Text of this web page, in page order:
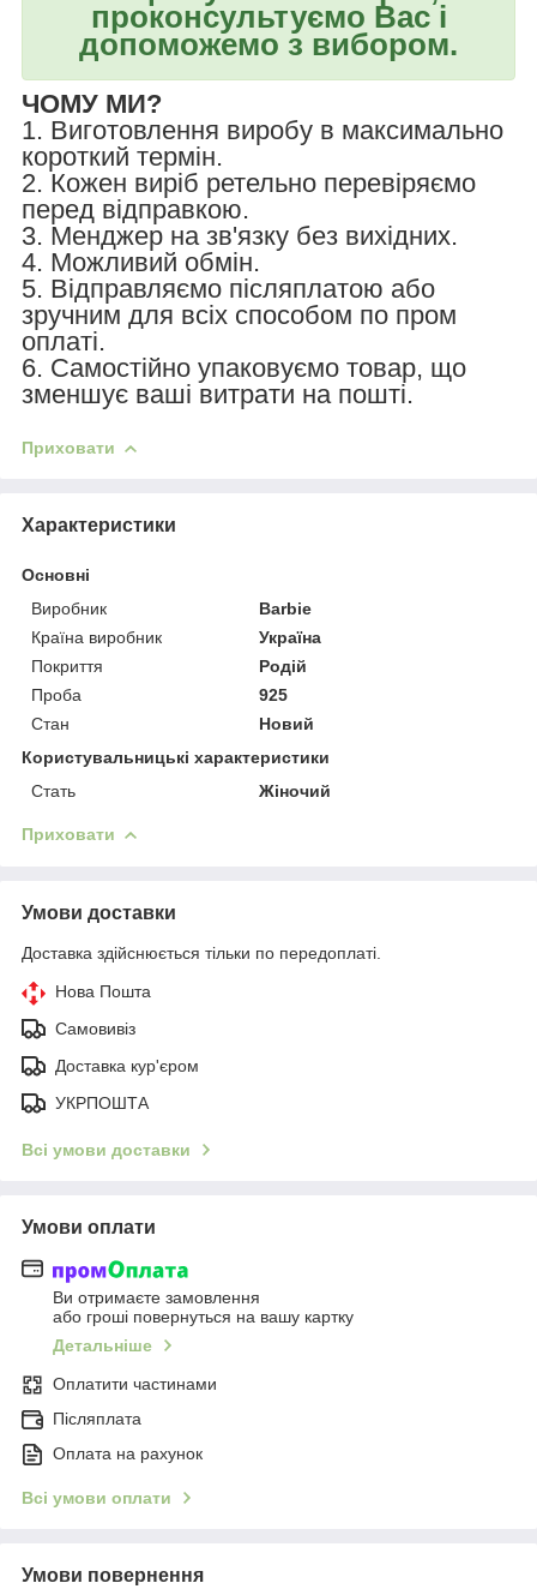
проконсультуємо Вас і
допоможемо з вибором.
ЧОМУ МИ?
1. Виготовлення виробу в максимально
короткий термін.
2. Кожен виріб ретельно перевіряємо
перед відправкою.
3. Менджер на зв'язку без вихідних.
4. Можливий обмін.
5. Відправляємо післяплатою або
зручним для всіх способом по пром
оплаті.
6. Самостійно упаковуємо товар, що
зменшує ваші витрати на пошті.
Приховати
Характеристики
Основні
Виробник
Barbie
Країна виробник
Україна
Покриття
Родій
Проба
925
Стан
Новий
Користувальницькі характеристики
Стать
Жіночий
Приховати
Умови доставки
Доставка здійснюється тільки по передоплаті.
Нова Пошта
Самовивіз
Доставка кур'єром
УКРПОШТА
Всі умови доставки
Умови оплати
Ви отримаєте замовлення
або гроші повернуться на вашу картку
Детальніше
Оплатити частинами
Післяплата
Оплата на рахунок
Всі умови оплати
Умови повернення